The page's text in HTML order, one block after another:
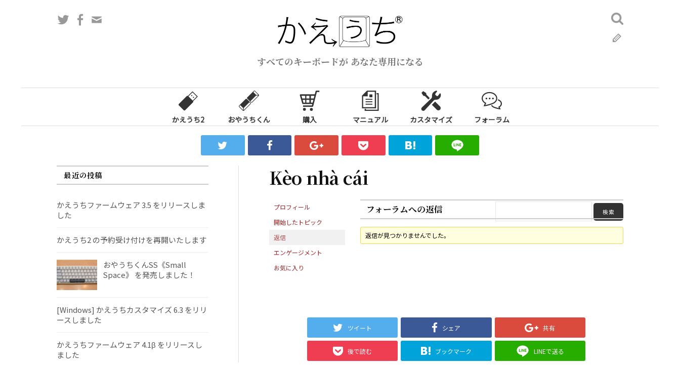
ス
すべてのキーボードが あなた専用になる
TwitterFacebook
検
索:
かえうち2 おやうちくん 購入 マニュアル カスタマイズ フォーラム
Kèo nhà cái
プロフィール
開始したトピック
返信
エンゲージメント
お気に入り
フォーラムへの返信
返信が見つかりませんでした。
ツイート シェア 共有
後で読む ブックマーク LINEで送る
最近の投稿
かえうちファームウェア 3.5 をリリースしま
した
かえうち2 の予約受け付けを再開いたします
おやうちくんSS《Small
Space》 を発売しました！
[Windows] かえうちカスタマイズ 6.3 をリリ
ースしました
かえうちファームウェア 4.1β をリリースし
ました